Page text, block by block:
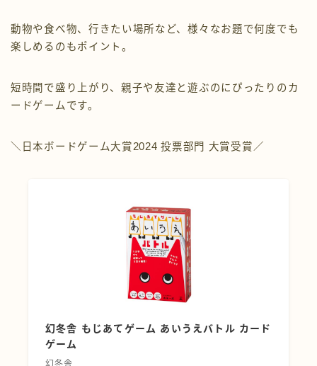
動物や食べ物、行きたい場所など、様々なお題で何度でも
楽しめるのもポイント。
短時間で盛り上がり、親子や友達と遊ぶのにぴったりのカ
ードゲームです。
＼日本ボードゲーム大賞2024 投票部門 大賞受賞／
幻冬舎 もじあてゲーム あいうえバトル カード
ゲーム
幻冬舎